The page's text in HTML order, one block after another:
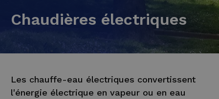
Chaudières électriques
Les chauffe-eau électriques convertissent
l'énergie électrique en vapeur ou en eau